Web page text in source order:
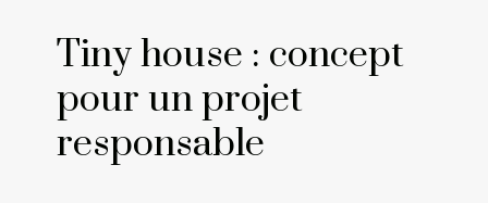
Tiny house : concept
pour un projet
responsable